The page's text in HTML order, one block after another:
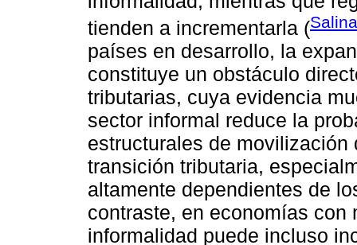
tienden a incrementarla (
países en desarrollo, la
constituye un obstáculo
tributarias, cuya evidencia
sector informal reduce la
estructurales de
transición tributaria,
altamente dependientes de
contraste, en economías con
informalidad puede incluso